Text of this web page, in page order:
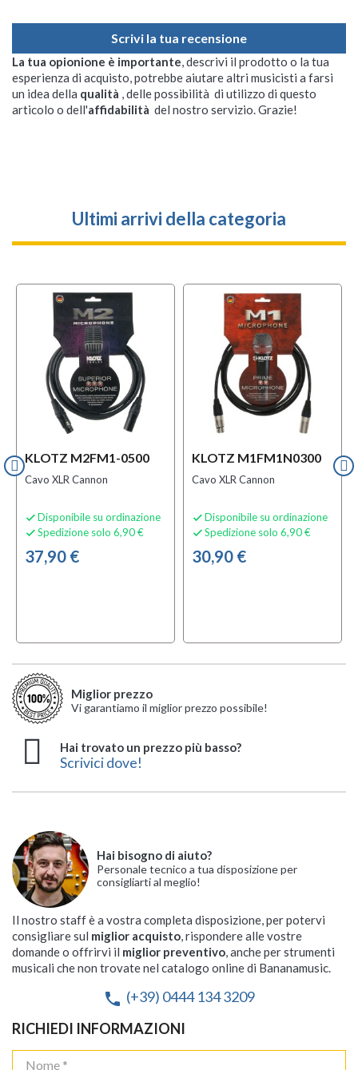
Scrivi la tua recensione
La tua opionione è importante, descrivi il prodotto o la tua
esperienza di acquisto, potrebbe aiutare altri musicisti a farsi
un idea della qualità , delle possibilità di utilizzo di questo
articolo o dell'affidabilità del nostro servizio. Grazie!
Ultimi arrivi della categoria
KLOTZ M2FM1-0500
Cavo XLR Cannon
 Disponibile su ordinazione
 Spedizione solo 6,90 €
37,90 €
KLOTZ M1FM1N0300
Cavo XLR Cannon
 Disponibile su ordinazione
 Spedizione solo 6,90 €
30,90 €
Miglior prezzo
Vi garantiamo il miglior prezzo possibile!
Hai trovato un prezzo più basso?
Scrivici dove!
Hai bisogno di aiuto?
Personale tecnico a tua disposizione per
consigliarti al meglio!
Il nostro staff è a vostra completa disposizione, per potervi
consigliare sul miglior acquisto, rispondere alle vostre
domande o offrirvi il miglior preventivo, anche per strumenti
musicali che non trovate nel catalogo online di Bananamusic.
phone (+39) 0444 134 3209
RICHIEDI INFORMAZIONI